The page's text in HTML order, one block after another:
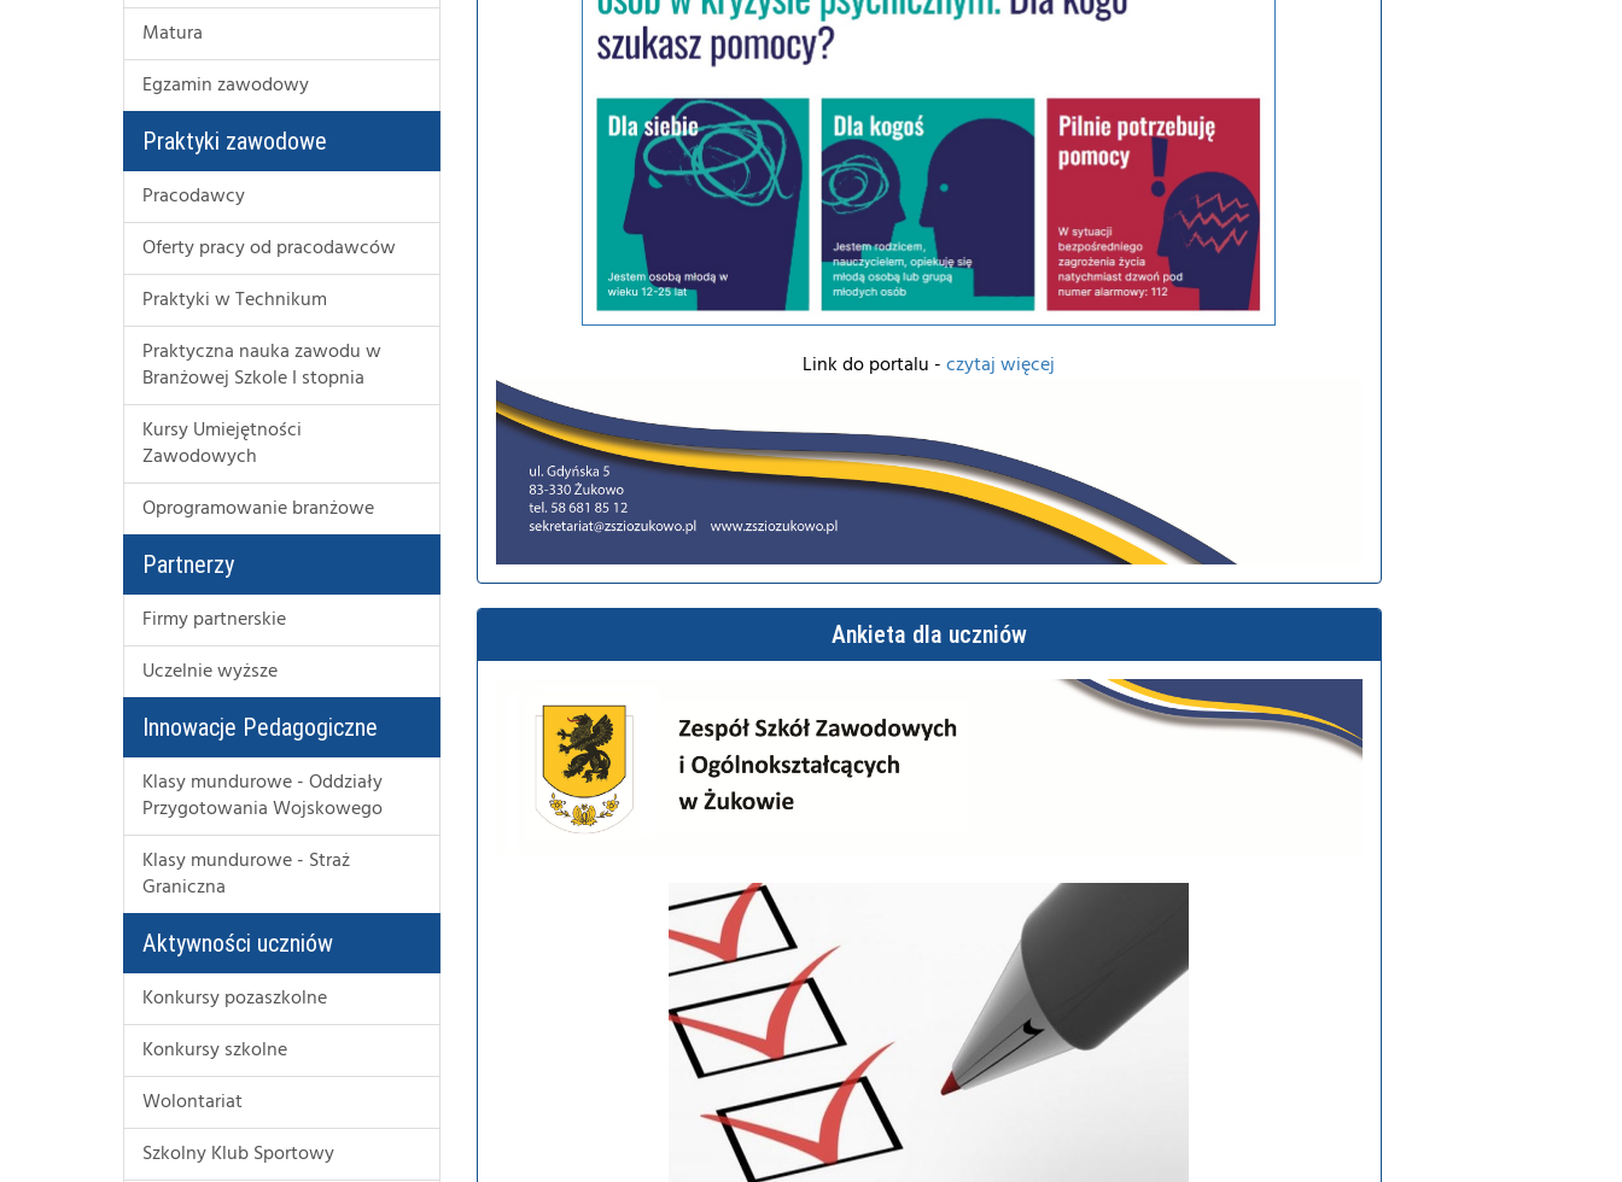
Matura
Egzamin zawodowy
Praktyki zawodowe
Pracodawcy
Oferty pracy od pracodawców
Praktyki w Technikum
Praktyczna nauka zawodu w
Branżowej Szkole I stopnia
Kursy Umiejętności
Zawodowych
Oprogramowanie branżowe
Partnerzy
Firmy partnerskie
Uczelnie wyższe
Innowacje Pedagogiczne
Klasy mundurowe - Oddziały
Przygotowania Wojskowego
Klasy mundurowe - Straż
Graniczna
Aktywności uczniów
Konkursy pozaszkolne
Konkursy szkolne
Wolontariat
Szkolny Klub Sportowy
Link do portalu -czytaj więcej
Ankieta dla uczniów